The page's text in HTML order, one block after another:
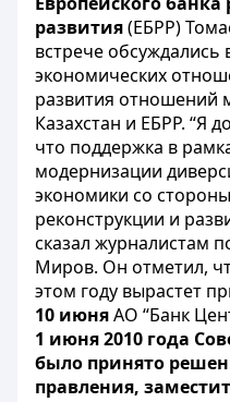
развития(ЕБРР)
встрече
экономических
развития отношений
Казахстан и ЕБРР. “Я
что поддержка в
модернизации
экономики со
реконструкции и
сказал журналистам
Миров. Он отметил,
этом году вырастет
10 июняАО “Банк
1 июня 2010 года
было принято
правления,